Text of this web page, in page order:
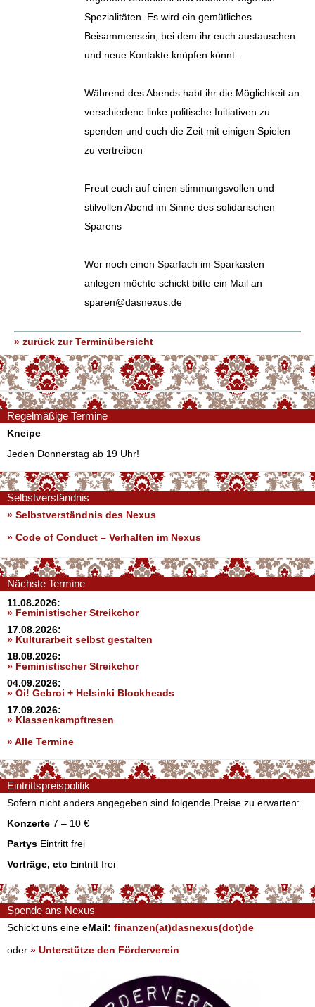
Spezialitäten. Es wird ein gemütliches
Beisammensein, bei dem ihr euch austauschen
und neue Kontakte knüpfen könnt.
Während des Abends habt ihr die Möglichkeit an
verschiedene linke politische Initiativen zu
spenden und euch die Zeit mit einigen Spielen
zu vertreiben
Freut euch auf einen stimmungsvollen und
stilvollen Abend im Sinne des solidarischen
Sparens
Wer noch einen Sparfach im Sparkasten
anlegen möchte schickt bitte ein Mail an
sparen@dasnexus.de
» zurück zur Terminübersicht
Regelmäßige Termine
Kneipe
Jeden Donnerstag ab 19 Uhr!
Selbstverständnis
» Selbstverständnis des Nexus
» Code of Conduct – Verhalten im Nexus
Nächste Termine
11.08.2026:
» Feministischer Streikchor
17.08.2026:
» Kulturarbeit selbst gestalten
18.08.2026:
» Feministischer Streikchor
04.09.2026:
» Oi! Gebroi + Helsinki Blockheads
17.09.2026:
» Klassenkampftresen
» Alle Termine
Eintrittspreispolitik
Sofern nicht anders angegeben sind folgende Preise zu erwarten:
Konzerte 7 – 10 €
Partys Eintritt frei
Vorträge, etc Eintritt frei
Spende ans Nexus
Schickt uns eine eMail: finanzen(at)dasnexus(dot)de
oder » Unterstütze den Förderverein